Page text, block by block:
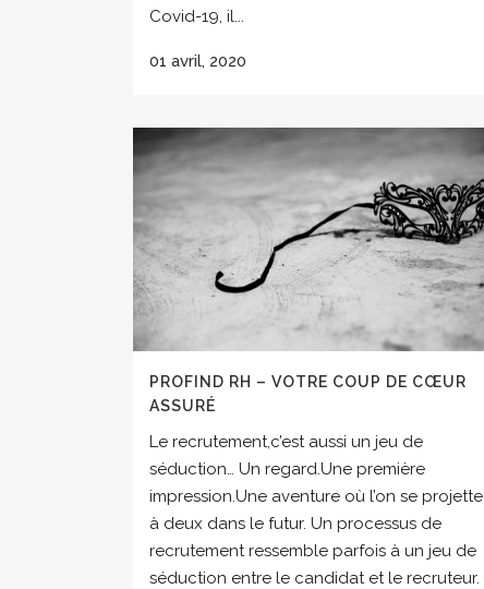
Covid-19, il...
01 avril, 2020
PROFIND RH – VOTRE COUP DE CŒUR
ASSURÉ
Le recrutement,c’est aussi un jeu de
séduction… Un regard.Une première
impression.Une aventure où l’on se projette
à deux dans le futur. Un processus de
recrutement ressemble parfois à un jeu de
séduction entre le candidat et le recruteur.